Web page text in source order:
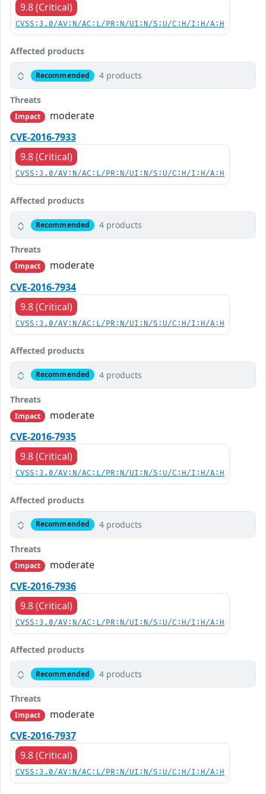
9.8 (Critical)
CVSS:3.0/AV:N/AC:L/PR:N/UI:N/S:U/C:H/I:H/A:H
Affected products
Recommended 4 products
Threats
Impact
moderate
CVE-2016-7933
9.8 (Critical)
CVSS:3.0/AV:N/AC:L/PR:N/UI:N/S:U/C:H/I:H/A:H
Affected products
Recommended 4 products
Threats
Impact
moderate
CVE-2016-7934
9.8 (Critical)
CVSS:3.0/AV:N/AC:L/PR:N/UI:N/S:U/C:H/I:H/A:H
Affected products
Recommended 4 products
Threats
Impact
moderate
CVE-2016-7935
9.8 (Critical)
CVSS:3.0/AV:N/AC:L/PR:N/UI:N/S:U/C:H/I:H/A:H
Affected products
Recommended 4 products
Threats
Impact
moderate
CVE-2016-7936
9.8 (Critical)
CVSS:3.0/AV:N/AC:L/PR:N/UI:N/S:U/C:H/I:H/A:H
Affected products
Recommended 4 products
Threats
Impact
moderate
CVE-2016-7937
9.8 (Critical)
CVSS:3.0/AV:N/AC:L/PR:N/UI:N/S:U/C:H/I:H/A:H